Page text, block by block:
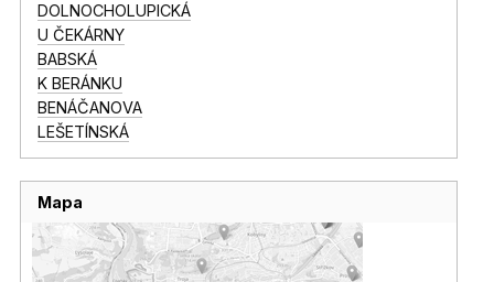
DOLNOCHOLUPICKÁ
U ČEKÁRNY
BABSKÁ
K BERÁNKU
BENÁČANOVA
LEŠETÍNSKÁ
Mapa